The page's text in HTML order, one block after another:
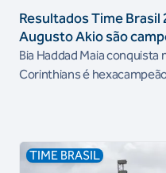
Resultados Time Brasil
Augusto Akio são
park
Bia Haddad Maia conquista
Corinthians é
TIME BRASIL